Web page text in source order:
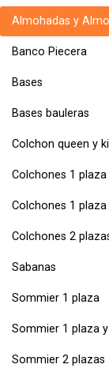
Almohadas y
Banco Piecera
Bases
Bases bauleras
Colchon queen y
Colchones 1 plaza
Colchones 1
Colchones 2
Sabanas
Sommier 1 plaza
Sommier 1 plaza
Sommier 2 plazas